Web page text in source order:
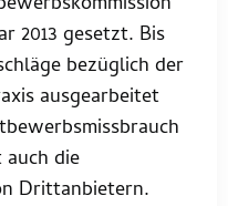
2013 gesetzt. Bis
bezüglich der
ausgearbeitet
die
Drittanbietern.